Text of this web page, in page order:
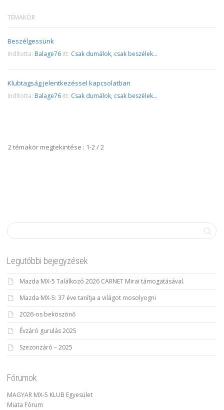
TÉMAKÖR
Beszélgessünk
Indította: Balage76 itt: Csak dumálok, csak beszélek…
Klubtagság jelentkezéssel kapcsolatban
Indította: Balage76 itt: Csak dumálok, csak beszélek…
2 témakör megtekintése : 1-2 / 2
Legutóbbi bejegyzések
Mazda MX-5 Találkozó 2026 CARNET Mirai támogatásával.
Mazda MX-5: 37 éve tanítja a világot mosolyogni
2026-os beköszönő
Évzáró gurulás 2025
Szezonzáró – 2025
Fórumok
MAGYAR MX-5 KLUB Egyesület
Miata Fórum